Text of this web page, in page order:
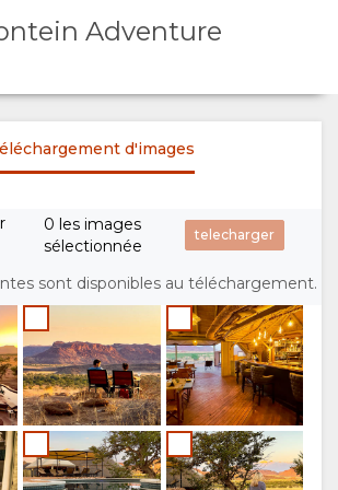
Adventure
d'images
0 les images
sélectionnée
sont disponibles au téléchargement.